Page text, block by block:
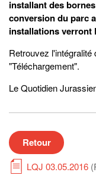
installant des
conversion du parc
installations verront
Retrouvez l'intégralité
"Téléchargement".
Le Quotidien
Retour
LQJ 03.05.2016